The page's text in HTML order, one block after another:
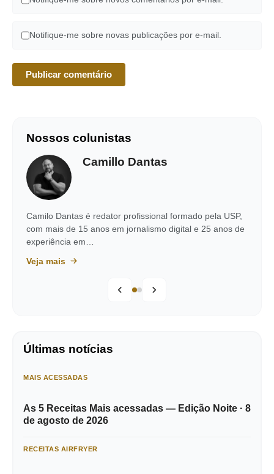
Notifique-me sobre novas publicações por e-mail.
Nossos colunistas
Camillo Dantas
Camilo Dantas é redator profissional formado pela USP,
com mais de 15 anos em jornalismo digital e 25 anos de
experiência em…
Veja mais
Últimas notícias
MAIS ACESSADAS
As 5 Receitas Mais acessadas — Edição Noite · 8
de agosto de 2026
RECEITAS AIRFRYER